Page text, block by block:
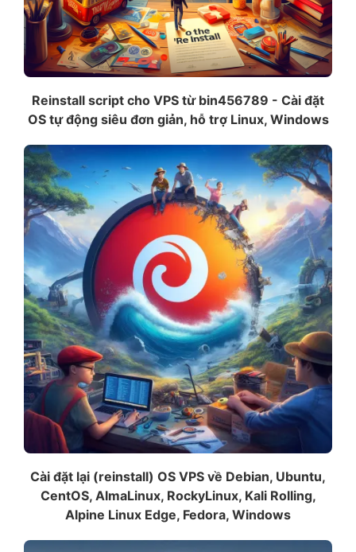
Reinstall script cho VPS từ bin456789 - Cài đặt
OS tự động siêu đơn giản, hỗ trợ Linux, Windows
Cài đặt lại (reinstall) OS VPS về Debian, Ubuntu,
CentOS, AlmaLinux, RockyLinux, Kali Rolling,
Alpine Linux Edge, Fedora, Windows